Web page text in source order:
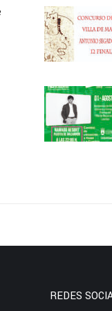
REDES